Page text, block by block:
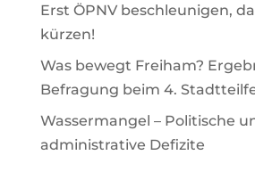
Erst ÖPNV beschleunigen,
kürzen!
Was bewegt Freiham?
Befragung beim 4.
Wassermangel – Politische
administrative Defizite